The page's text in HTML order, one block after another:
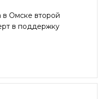
в Омске второй
в поддержку